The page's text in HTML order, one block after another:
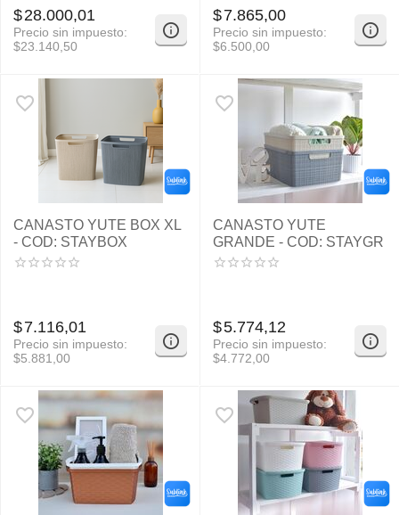
$28.000,01
Precio sin impuesto:
$23.140,50
$7.865,00
Precio sin impuesto:
$6.500,00
CANASTO YUTE BOX XL
- COD: STAYBOX
$7.116,01
Precio sin impuesto:
$5.881,00
CANASTO YUTE
GRANDE - COD: STAYGR
$5.774,12
Precio sin impuesto:
$4.772,00